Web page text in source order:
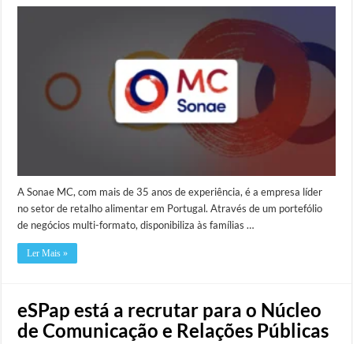
A Sonae MC, com mais de 35 anos de experiência, é a empresa líder
no setor de retalho alimentar em Portugal. Através de um portefólio
de negócios multi-formato, disponibiliza às famílias …
Ler Mais »
eSPap está a recrutar para o Núcleo
de Comunicação e Relações Públicas